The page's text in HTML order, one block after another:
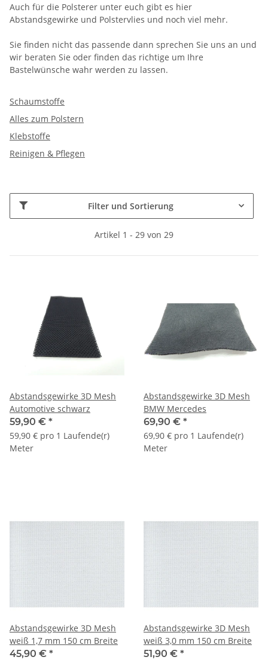
Auch für die Polsterer unter euch gibt es hier
Abstandsgewirke und Polstervlies und noch viel mehr.
Sie finden nicht das passende dann sprechen Sie uns an und
wir beraten Sie oder finden das richtige um Ihre
Bastelwünsche wahr werden zu lassen.
Schaumstoffe
Alles zum Polstern
Klebstoffe
Reinigen & Pflegen
Filter und Sortierung
Artikel 1 - 29 von 29
Abstandsgewirke 3D Mesh
Automotive schwarz
59,90 € *
59,90 € pro 1 Laufende(r)
Meter
Abstandsgewirke 3D Mesh
BMW Mercedes
69,90 € *
69,90 € pro 1 Laufende(r)
Meter
Abstandsgewirke 3D Mesh
weiß 1,7 mm 150 cm Breite
45,90 € *
Abstandsgewirke 3D Mesh
weiß 3,0 mm 150 cm Breite
51,90 € *